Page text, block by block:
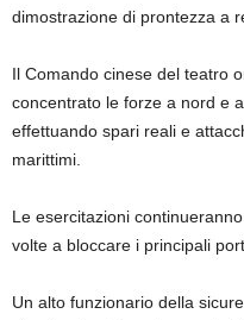
dimostrazione di prontezza a
Il Comando cinese del teatro
concentrato le forze a nord e
effettuando spari reali e
marittimi.
Le esercitazioni
volte a bloccare i principali
Un alto funzionario della